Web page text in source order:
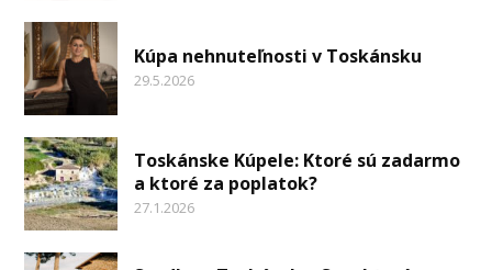
Kúpa nehnuteľnosti v Toskánsku
29.5.2026
Toskánske Kúpele: Ktoré sú zadarmo
a ktoré za poplatok?
27.1.2026